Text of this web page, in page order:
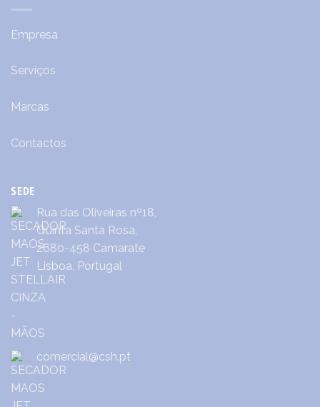
Empresa
Serviços
Marcas
Contactos
SEDE
Rua das Oliveiras nº18,
Quinta Santa Rosa,
2680-458 Camarate
Lisboa, Portugal
comercial@csh.pt